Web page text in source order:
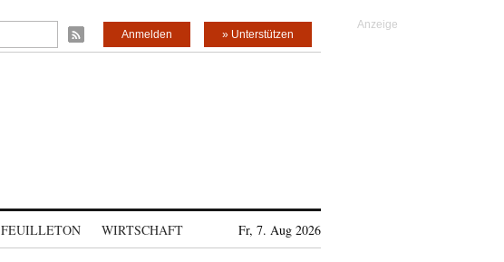
» Unterstützen
Anmelden
FEUILLETON WIRTSCHAFT Fr, 7. Aug 2026